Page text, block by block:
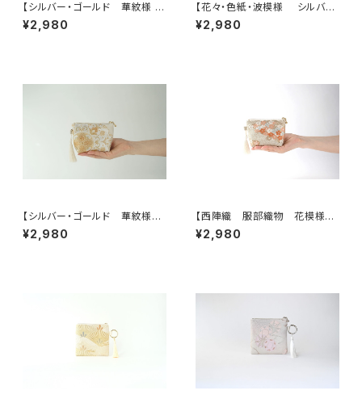
【シルバー・ゴールド 華紋様 シ
ルク帯 ポーチ】カードケース、
ポーチ小さめ、ジュエリーポー
¥2,980
【花々・色紙・波模様 シルバ
ー・薄紫 シルク帯リメイク ミニ
ポーチ】カードケース、ポーチ小
¥2,980
【シルバー・ゴールド 華紋様
シルク帯リメイクミニポーチ】カ
ードケース、ポーチ小さめ、ジュ
¥2,980
【西陣織 服部織物 花模様
帯リメイクミニポーチ】カードケ
ース、ポーチ小さめ、ジュエリー
¥2,980